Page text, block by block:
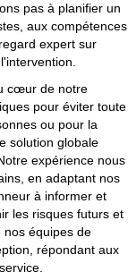
pas à planifier un
aux compétences
expert sur
cœur de notre
pour éviter toute
ou pour la
solution globale
expérience nous
en adaptant nos
à informer et
les risques futurs et
nos équipes de
répondant aux